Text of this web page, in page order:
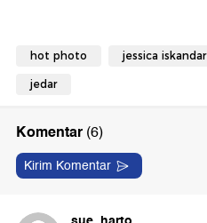
hot photo jessica iskandar
jedar